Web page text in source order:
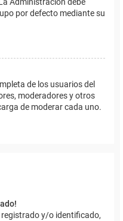
por defecto mediante su
de los usuarios del
moderadores y otros
de moderar cada uno.
y/o identificado,